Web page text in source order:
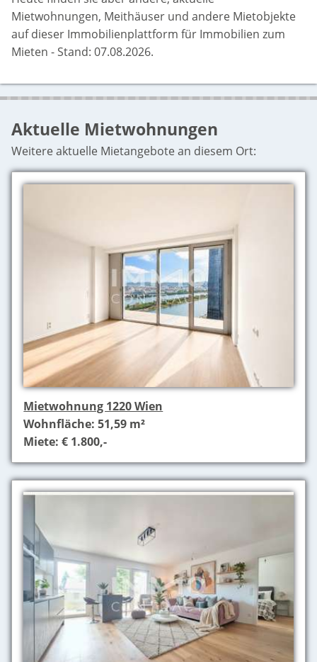
Mietwohnungen, Meithäuser und andere Mietobjekte
auf dieser Immobilienplattform für Immobilien zum
Mieten - Stand: 07.08.2026.
Aktuelle Mietwohnungen
Weitere aktuelle Mietangebote an diesem Ort:
Mietwohnung 1220 Wien
Wohnfläche: 51,59 m²
Miete: € 1.800,-